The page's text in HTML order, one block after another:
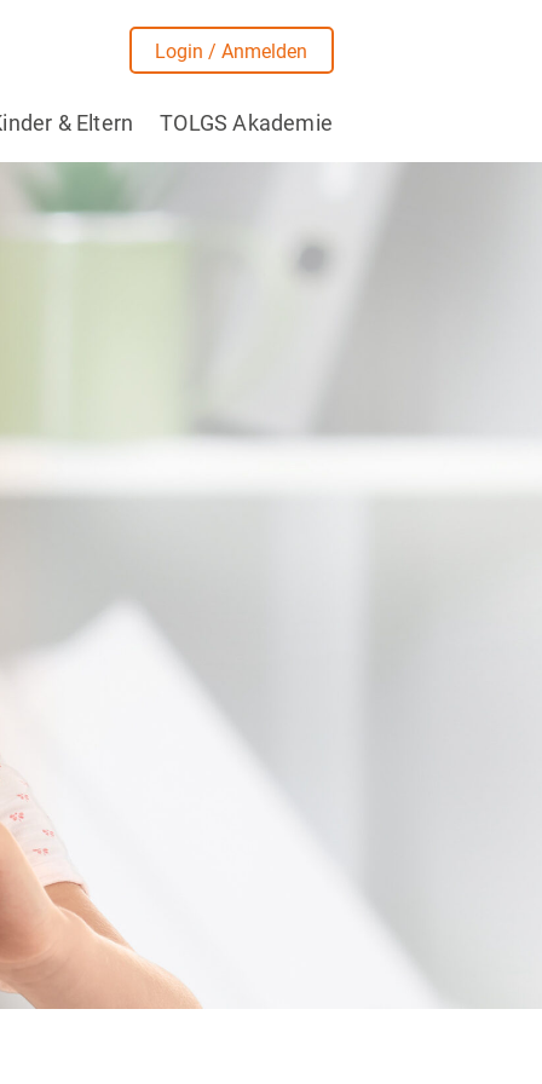
Login / Anmelden
& Eltern TOLGS Akademie